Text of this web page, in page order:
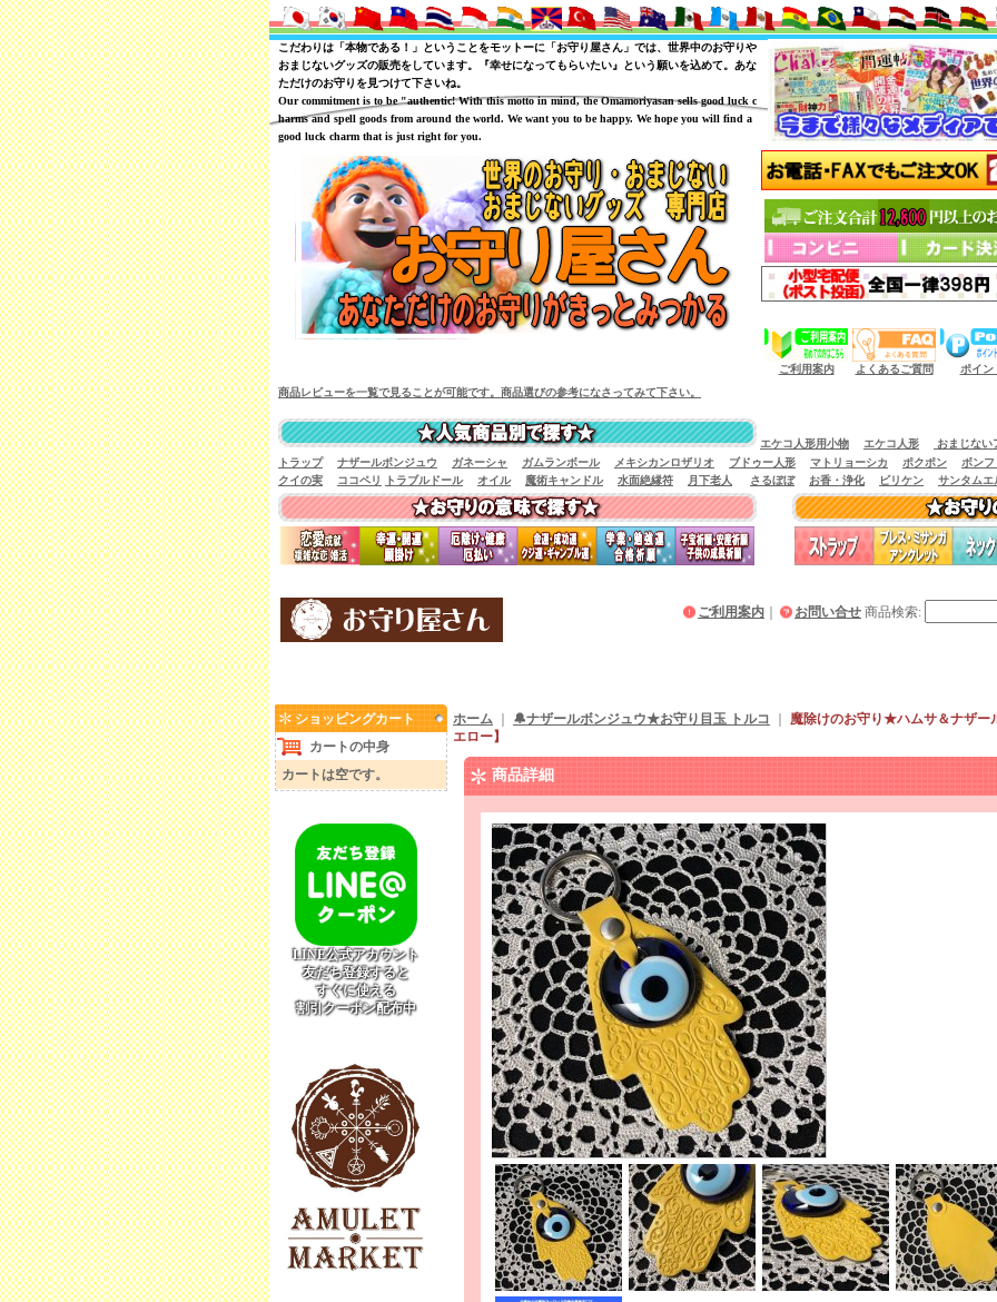
こだわりは「本物である！」ということをモットーに「お守り屋さん」では、世界中のお守りや
おまじないグッズの販売をしています。『幸せになってもらいたい』という願いを込めて。あな
ただけのお守りを見つけて下さいね。
Our commitment is to be "authentic! With this motto in mind, the Omamoriyasan sells good luck c
harms and spell goods from around the world. We want you to be happy. We hope you will find a
good luck charm that is just right for you.
ご利用案内 よくあるご質問
ポイン
商品レビューを一覧で見ることが可能です。商品選びの参考になさってみて下さい。
エケコ人形用小物 エケコ人形
おまじない
トラップ
ナザールボンジュウ ガネーシャ ガムランボール メキシカンロザリオ ブドゥー人形 マトリョーシカ ポクポン
ボン
クイの実
ココペリ トラブルドール オイル 魔術キャンドル 水面絶縁符 月下老人 さるぼぼ お香・浄化 ビリケン サンタムエ
ご利用案内 お問い合せ 商品検索:
ショッピングカート
カートの中身
カートは空です。
LINE公式アカウント
友だち登録すると
すぐに使える
割引クーポン配布中
ホーム 🔔ナザールボンジュウ★お守り目玉 トルコ
魔除けのお守り★ハムサ＆ナザ
エロー】
商品詳細